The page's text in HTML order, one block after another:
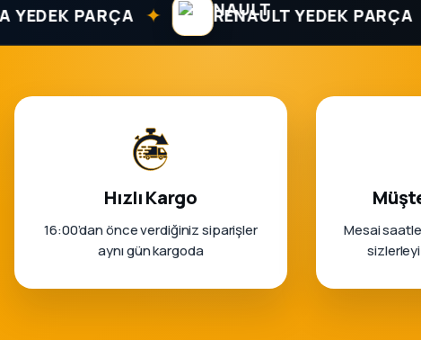
PARÇA ✦ RENAULT YEDEK PARÇA ✦
Hızlı Kargo
16:00’dan önce verdiğiniz siparişler
aynı gün kargoda
Mesai